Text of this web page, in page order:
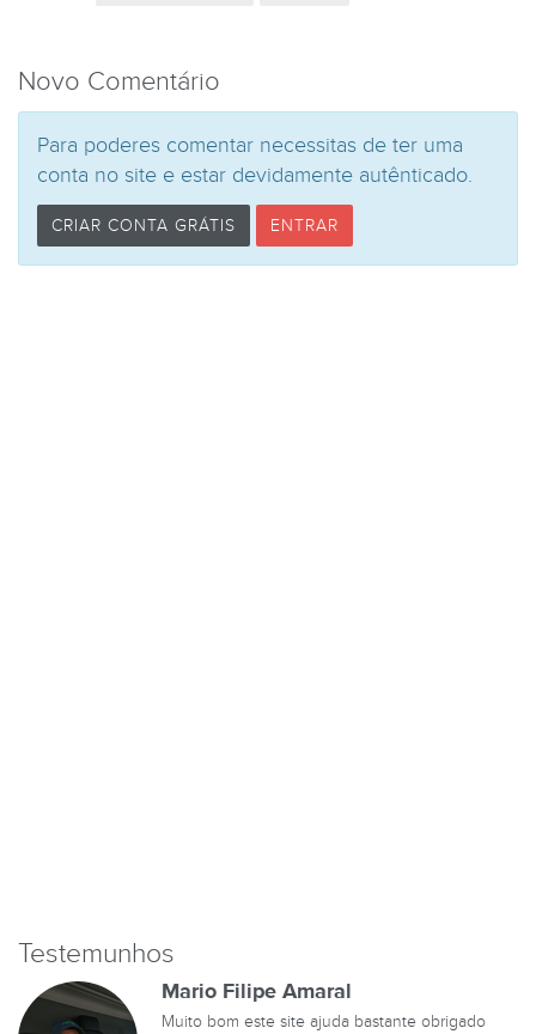
Novo Comentário
Para poderes comentar necessitas de ter uma
conta no site e estar devidamente autênticado.
CRIAR CONTA GRÁTIS ENTRAR
Testemunhos
Mario Filipe Amaral
Muito bom este site ajuda bastante obrigado